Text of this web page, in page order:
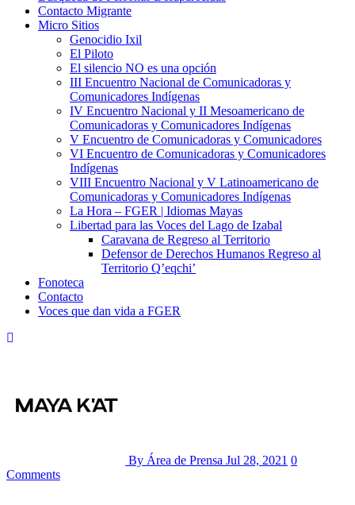
Contacto Migrante
Micro Sitios
Genocidio Ixil
El Piloto
El silencio NO es una opción
III Encuentro Nacional de Comunicadoras y
Comunicadores Indígenas
IV Encuentro Nacional y II Mesoamericano de
Comunicadoras y Comunicadores Indígenas
V Encuentro de Comunicadoras y Comunicadores
VI Encuentro de Comunicadoras y Comunicadores
Indígenas
VIII Encuentro Nacional y V Latinoamericano de
Comunicadoras y Comunicadores Indígenas
La Hora – FGER | Idiomas Mayas
Libertad para las Voces del Lago de Izabal
Caravana de Regreso al Territorio
Defensor de Derechos Humanos Regreso al
Territorio Q’eqchi’
Fonoteca
Contacto
Voces que dan vida a FGER
By Área de Prensa Jul 28, 2021 0
Comments